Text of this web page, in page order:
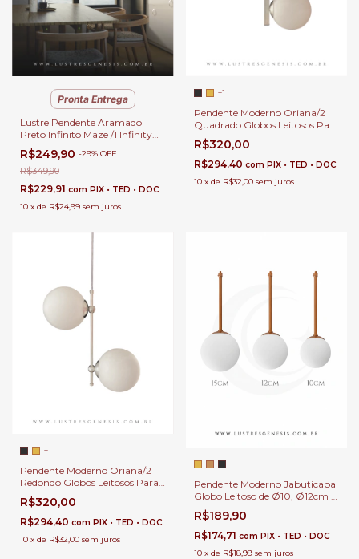
Pronta Entrega
Lustre Pendente Aramado
Preto Infinito Maze /1 Infinity
Para Mesa de Jantar, Sala de
Estar, Balcão, Cabeceira
de Cama, Banheiro e Lavabo
R$249,90 -29% OFF
R$349,90
R$229,91 com PIX • TED • DOC
10 x de R$24,99 sem juros
+1
Pendente Moderno Oriana/2
Quadrado Globos Leitosos Para
Cabeceira de Cama, Banheiro,
Lavado e Balcão
R$320,00
R$294,40 com PIX • TED • DOC
10 x de R$32,00 sem juros
+1
Pendente Moderno Oriana/2
Redondo Globos Leitosos Para
Cabeceira de Cama, Banheiro,
Lavado e Balcão
R$320,00
R$294,40 com PIX • TED • DOC
10 x de R$32,00 sem juros
Pendente Moderno Jabuticaba
Globo Leitoso de Ø10, Ø12cm e
Ø15cm Para Quarto, Cabeceira
de Cama, Lavabos e Balcão de
Cozinha
R$189,90
R$174,71 com PIX • TED • DOC
10 x de R$18,99 sem juros